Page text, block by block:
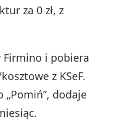
za 0 zł, z
Firmino i pobiera
z KSeF.
„Pomiń”, dodaje